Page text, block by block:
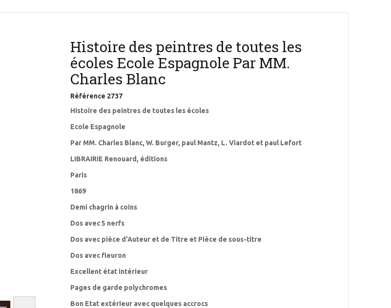
Histoire des peintres de toutes les
écoles Ecole Espagnole Par MM.
Charles Blanc
Référence 2737
Histoire des peintres de toutes les écoles
Ecole Espagnole
Par MM. Charles Blanc, W. Burger, paul Mantz, L. Viardot et paul Lefort
LIBRAIRIE Renouard, éditions
Paris
1869
Demi chagrin à coins
Dos avec 5 nerfs
Dos avec pièce d'Auteur et de Titre et Pièce de sous-titre
Dos avec fleuron
Excellent état intérieur
Pages de garde polychromes
Bon Etat extérieur avec quelques accrocs